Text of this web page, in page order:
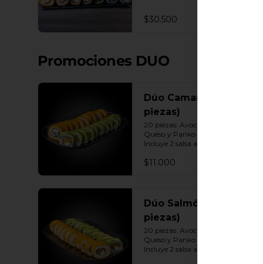
10 Envuelto Ciboulette -
Camarón, queso crema, cebollín.
Salmón, queso crema, cebollÍn
$30.500
Promociones DUO
Dúo Camarón (20
piezas)
20 piezas: Avocado Camarón
Queso y Panko Camarón Queso.
Incluye 2 salsa a elección.
$11.000
Dúo Salmón (20
piezas)
20 piezas: Avocado Salmón
Queso y Panko Salmón Queso.
Incluye 2 salsa a elección.